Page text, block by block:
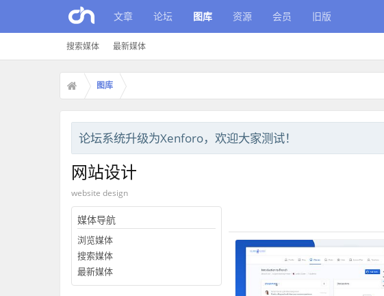
文章 论坛 图库
搜索媒体 最新媒体
资源 会员 旧版
图库
论坛系统升级为Xenforo，欢迎大家测试！
网站设计
website design
媒体导航
浏览媒体
搜索媒体
最新媒体